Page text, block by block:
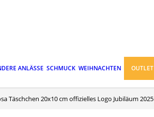
ANLÄSSE SCHMUCK WEIHNACHTEN OUTLET
Täschchen 20x10 cm offizielles Logo Jubiläum 2025